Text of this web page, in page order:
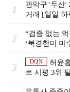
1
관악구 '두산'
거래 [일일 하
2
“검증 없는
‘북경한미 미
3
DQN
허윤
로 시평 3위